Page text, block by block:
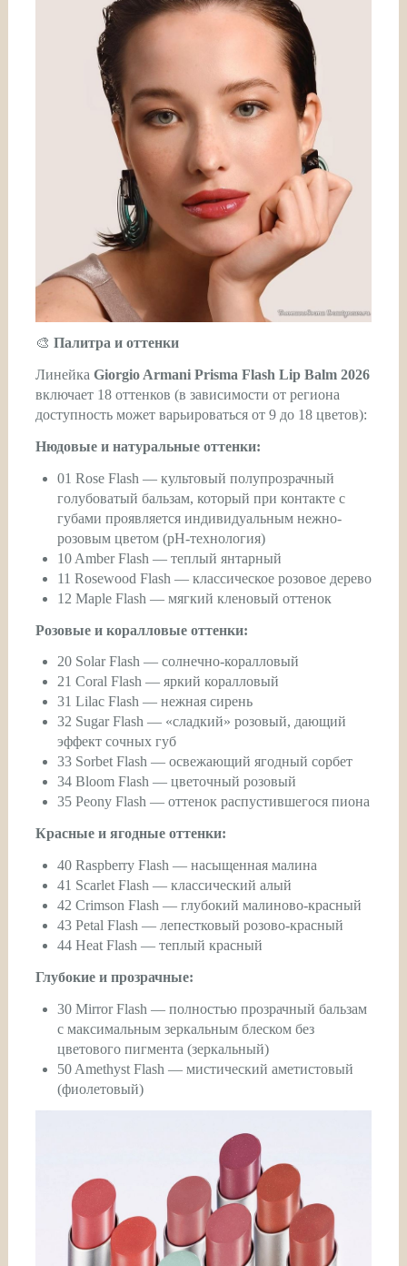
🎨 Палитра и оттенки
Линейка Giorgio Armani Prisma Flash Lip Balm 2026
включает 18 оттенков (в зависимости от региона
доступность может варьироваться от 9 до 18 цветов):
Нюдовые и натуральные оттенки:
01 Rose Flash — культовый полупрозрачный
голубоватый бальзам, который при контакте с
губами проявляется индивидуальным нежно-
розовым цветом (pH-технология)
10 Amber Flash — теплый янтарный
11 Rosewood Flash — классическое розовое дерево
12 Maple Flash — мягкий кленовый оттенок
Розовые и коралловые оттенки:
20 Solar Flash — солнечно-коралловый
21 Coral Flash — яркий коралловый
31 Lilac Flash — нежная сирень
32 Sugar Flash — «сладкий» розовый, дающий
эффект сочных губ
33 Sorbet Flash — освежающий ягодный сорбет
34 Bloom Flash — цветочный розовый
35 Peony Flash — оттенок распустившегося пиона
Красные и ягодные оттенки:
40 Raspberry Flash — насыщенная малина
41 Scarlet Flash — классический алый
42 Crimson Flash — глубокий малиново-красный
43 Petal Flash — лепестковый розово-красный
44 Heat Flash — теплый красный
Глубокие и прозрачные:
30 Mirror Flash — полностью прозрачный бальзам
с максимальным зеркальным блеском без
цветового пигмента (зеркальный)
50 Amethyst Flash — мистический аметистовый
(фиолетовый)